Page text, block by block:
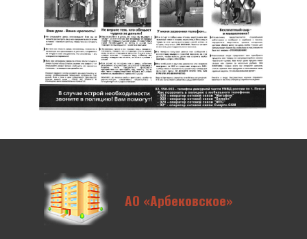
АО «Арбековское»